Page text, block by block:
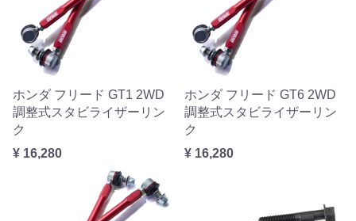
ホンダ フリード GT1 2WD
調整式スタビライザーリン
ク
¥ 16,280
ホンダ フリード GT6 2WD
調整式スタビライザーリン
ク
¥ 16,280